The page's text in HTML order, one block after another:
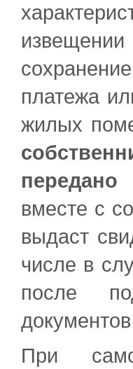
платежа
жилых
вместе с
выдаст
числе в
после
При